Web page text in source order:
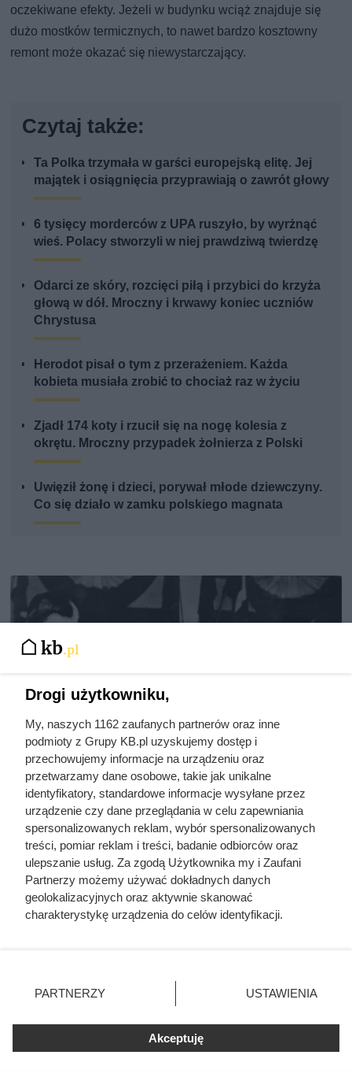
oczekiwane efekty. Jeżeli w budynku wciąż znajduje się
dużo mostków termicznych, to nawet bardzo kosztowny
remont może okazać się niewystarczający.
Czytaj także:
Ta Polka trzymała w garści europejską elitę. Jej
majątek i osiągnięcia przyprawiają o zawrót głowy
6 tysięcy morderców z UPA ruszyło, by wyrżnąć
wieś. Polacy stworzyli w niej prawdziwą twierdzę
Odarci ze skóry, rozcięci piłą i przybici do krzyża
głową w dół. Mroczny i krwawy koniec uczniów
Chrystusa
Herodot pisał o tym z przerażeniem. Każda
kobieta musiała zrobić to chociaż raz w życiu
Zjadł 174 koty i rzucił się na nogę kolesia z
okrętu. Mroczny przypadek żołnierza z Polski
Uwięził żonę i dzieci, porywał młode dziewczyny.
Co się działo w zamku polskiego magnata
Doprowadził do śmierci większej
liczby ludzi niż Hitler i Stalin
razem wzięci. Mimo to czczą go
jako bohatera
Drogi użytkowniku,
My, naszych 1162 zaufanych partnerów oraz inne
podmioty z Grupy KB.pl uzyskujemy dostęp i
przechowujemy informacje na urządzeniu oraz
przetwarzamy dane osobowe, takie jak unikalne
identyfikatory, standardowe informacje wysyłane przez
urządzenie czy dane przeglądania w celu zapewniania
spersonalizowanych reklam, wybór spersonalizowanych
treści, pomiar reklam i treści, badanie odbiorców oraz
ulepszanie usług. Za zgodą Użytkownika my i Zaufani
Partnerzy możemy używać dokładnych danych
geolokalizacyjnych oraz aktywnie skanować
charakterystykę urządzenia do celów identyfikacji.
zmienić/wycofać klikając przycisk ustawień prywatności
znajdujący się w lewym dolnym rogu strony. Niektóre
użytkownika, ale masz prawo sprzeciwić się takiemu
przetwarzaniu. Preferencje będą miały zastosowania tylko
PARTNERZY USTAWIENIA
Akceptuję